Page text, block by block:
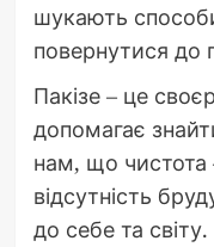
шукають
повернутися до
Пакізе – це
допомагає
нам, що
відсутність
до себе та